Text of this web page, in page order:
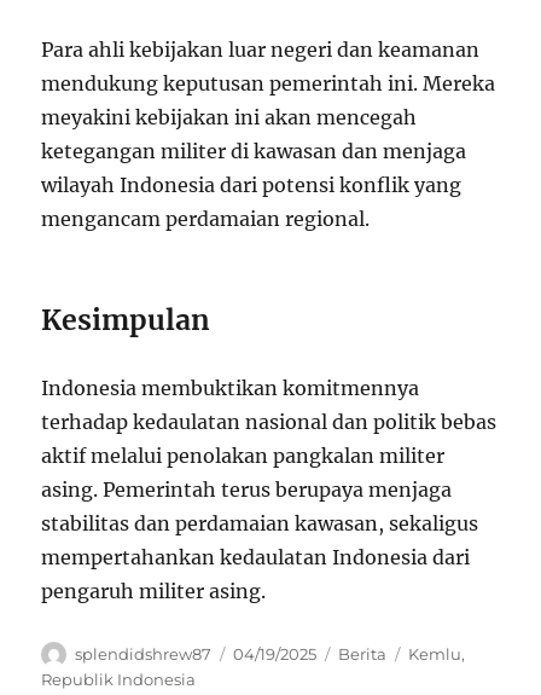
Para ahli kebijakan luar negeri dan keamanan
mendukung keputusan pemerintah ini. Mereka
meyakini kebijakan ini akan mencegah
ketegangan militer di kawasan dan menjaga
wilayah Indonesia dari potensi konflik yang
mengancam perdamaian regional.
Kesimpulan
Indonesia membuktikan komitmennya
terhadap kedaulatan nasional dan politik bebas
aktif melalui penolakan pangkalan militer
asing. Pemerintah terus berupaya menjaga
stabilitas dan perdamaian kawasan, sekaligus
mempertahankan kedaulatan Indonesia dari
pengaruh militer asing.
Author
splendidshrew87
Posted
04/19/2025 Categories
Berita Tags
Kemlu,
Republik Indonesia